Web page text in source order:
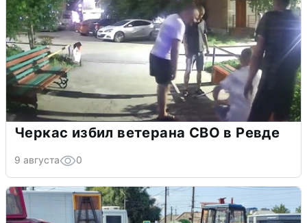
Черкас избил ветерана СВО в Ревде
9 августа 0